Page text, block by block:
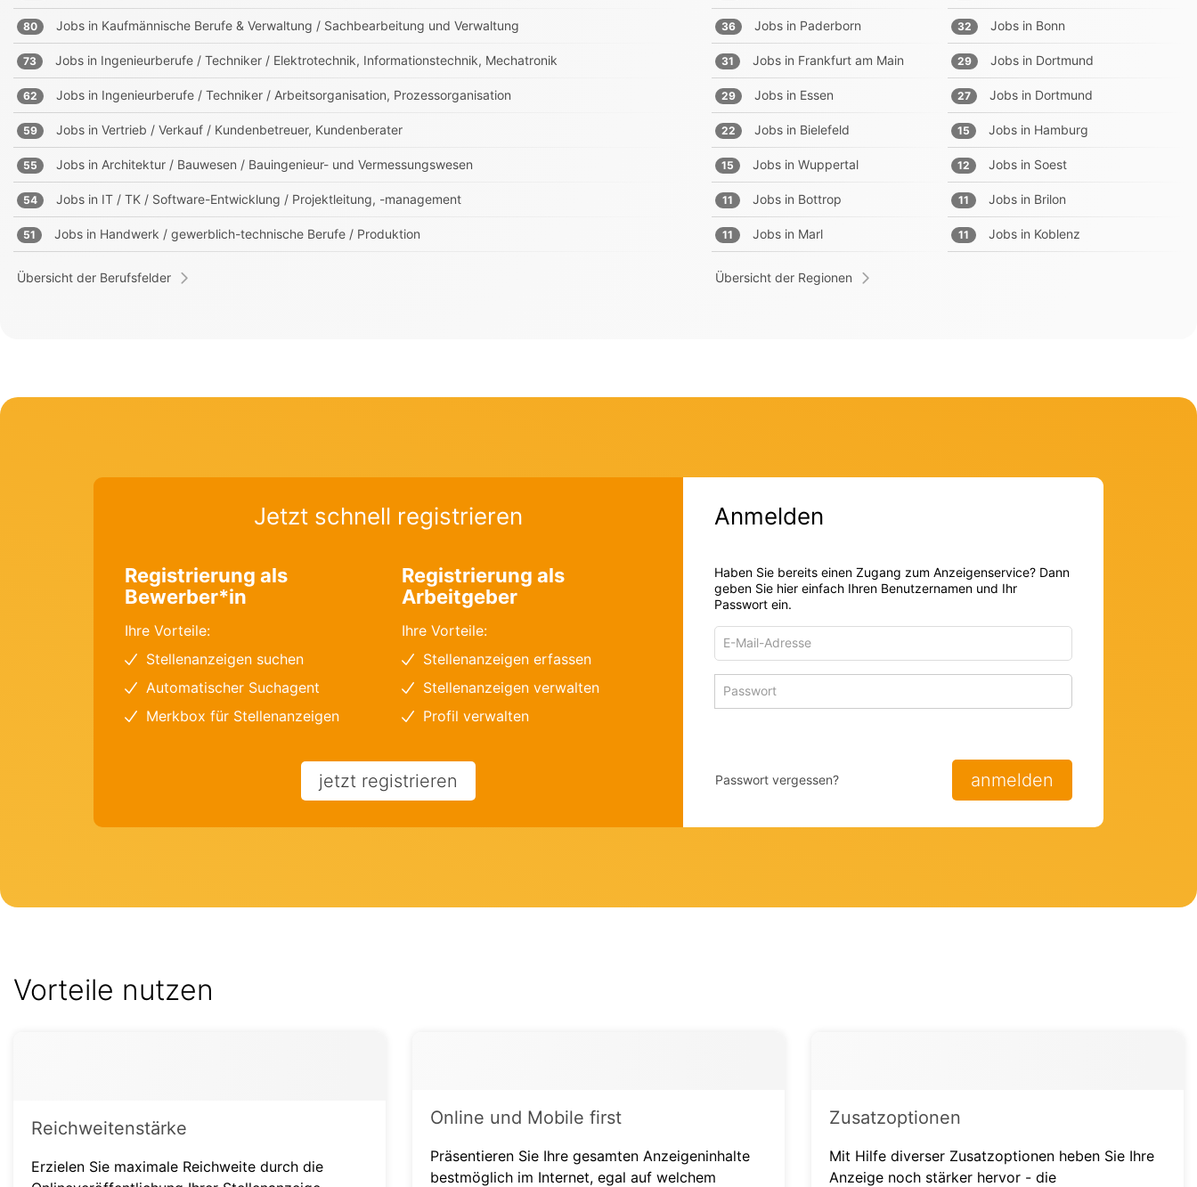
80 Jobs in Kaufmännische Berufe & Verwaltung / Sachbearbeitung und Verwaltung
73 Jobs in Ingenieurberufe / Techniker / Elektrotechnik, Informationstechnik, Mechatronik
62 Jobs in Ingenieurberufe / Techniker / Arbeitsorganisation, Prozessorganisation
59 Jobs in Vertrieb / Verkauf / Kundenbetreuer, Kundenberater
55 Jobs in Architektur / Bauwesen / Bauingenieur- und Vermessungswesen
54 Jobs in IT / TK / Software-Entwicklung / Projektleitung, -management
51 Jobs in Handwerk / gewerblich-technische Berufe / Produktion
Übersicht der Berufsfelder
36 Jobs in Paderborn 32 Jobs in Bonn
31 Jobs in Frankfurt am Main 29 Jobs in Dortmund
29 Jobs in Essen 27 Jobs in Dortmund
22 Jobs in Bielefeld 15 Jobs in Hamburg
15 Jobs in Wuppertal 12 Jobs in Soest
11 Jobs in Bottrop 11 Jobs in Brilon
11 Jobs in Marl 11 Jobs in Koblenz
Übersicht der Regionen
Jetzt schnell registrieren
Registrierung als
Bewerber*in
Ihre Vorteile:
Stellenanzeigen suchen
Automatischer Suchagent
Merkbox für Stellenanzeigen
Registrierung als
Arbeitgeber
Ihre Vorteile:
Stellenanzeigen erfassen
Stellenanzeigen verwalten
Profil verwalten
jetzt registrieren
Anmelden
Haben Sie bereits einen Zugang zum Anzeigenservice? Dann
geben Sie hier einfach Ihren Benutzernamen und Ihr
Passwort ein.
Adresse
zum
Anmelden
anmelden
Passwort vergessen?
Vorteile nutzen
Reichweitenstärke
Erzielen Sie maximale Reichweite durch die
Online und Mobile first
Präsentieren Sie Ihre gesamten Anzeigeninhalte
bestmöglich im Internet, egal auf welchem
Zusatzoptionen
Mit Hilfe diverser Zusatzoptionen heben Sie Ihre
Anzeige noch stärker hervor - die